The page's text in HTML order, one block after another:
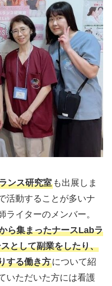
ンス研究室も出展しま
活動することが多いナ
ライターのメンバー。
ら集まったナースLabラ
として副業をしたり、
する働き方について紹
いただいた方には看護